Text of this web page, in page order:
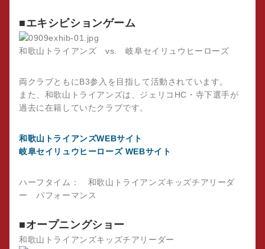
■エキシビションゲーム
和歌山トライアンズ vs. 岐阜セイリュウヒーローズ
両クラブともにB3参入を目指して活動されています。
また、和歌山トライアンズは、ジェリコHC・寺下選手が
過去に在籍していたクラブです。
和歌山トライアンズWEBサイト
岐阜セイリュウヒーローズ WEBサイト
ハーフタイム： 和歌山トライアンズキッズチアリーダ
ー パフォーマンス
■オープニングショー
和歌山トライアンズキッズチアリーダー